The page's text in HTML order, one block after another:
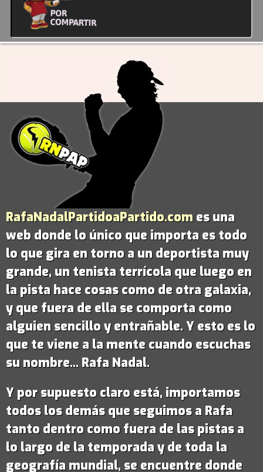
RafaNadalPartidoaPartido.com es una
web donde lo único que importa es todo
lo que gira en torno a un deportista muy
grande, un tenista terrícola que luego en
la pista hace cosas como de otra galaxia,
y que fuera de ella se comporta como
alguien sencillo y entrañable. Y esto es lo
que te viene a la mente cuando escuchas
su nombre... Rafa Nadal.
Y por supuesto claro está, importamos
todos los demás que seguimos a Rafa
tanto dentro como fuera de las pistas a
lo largo de la temporada y de toda la
geografía mundial, se encuentre donde